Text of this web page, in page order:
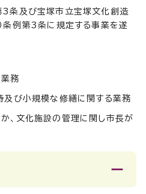
条及び宝塚市立宝塚文化創造
条例第3条に規定する事業を遂
務
及び小規模な修繕に関する業務
、文化施設の管理に関し市長が